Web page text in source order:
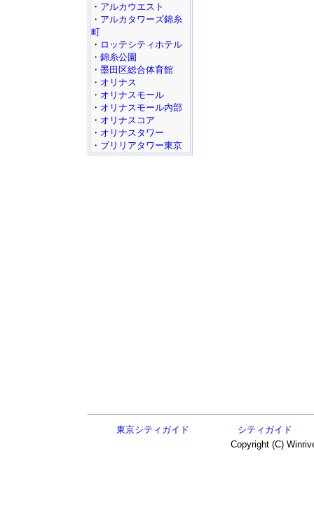
・ アルカウエスト
・ アルカタワーズ錦糸
町
・ ロッテシティホテル
・ 錦糸公園
・ 墨田区総合体育館
・ オリナス
・ オリナスモール
・ オリナスモール内部
・ オリナスコア
・ オリナスタワー
・ ブリリアタワー東京
東京シティガイド
シティガイド
Copyright (C)